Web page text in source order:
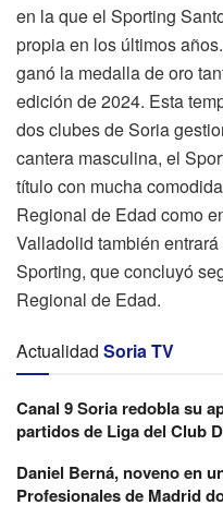
en la que el Sporting
propia en los últimos
ganó la medalla de oro
edición de 2024. Esta
dos clubes de Soria
cantera masculina, el
título con mucha
Regional de Edad como
Valladolid también
Sporting, que concluyó
Regional de Edad.
Actualidad Soria TV
Canal 9 Soria redobla su
partidos de Liga del Club
Daniel Berná, noveno en
Profesionales de Madrid